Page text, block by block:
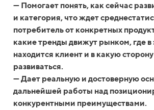
— Помогает понять, как сейчас
и категория, что ждет
потребитель от конкретных
какие тренды движут рынком, где в
находится клиент и в какую
развиваться.
— Дает реальную и достоверную
дальнейшей работы над
конкурентными преимуществами.